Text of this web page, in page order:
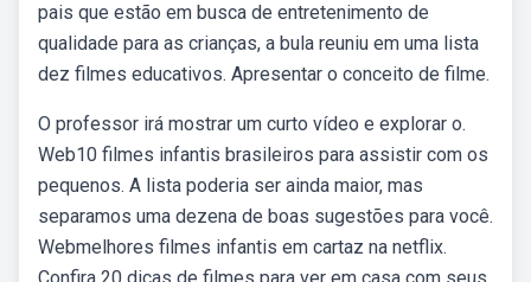
pais que estão em busca de entretenimento de
qualidade para as crianças, a bula reuniu em uma lista
dez filmes educativos. Apresentar o conceito de filme.
O professor irá mostrar um curto vídeo e explorar o.
Web10 filmes infantis brasileiros para assistir com os
pequenos. A lista poderia ser ainda maior, mas
separamos uma dezena de boas sugestões para você.
Webmelhores filmes infantis em cartaz na netflix.